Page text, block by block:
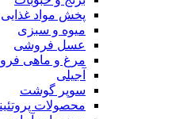
پخش مواد غذایی
میوه و سبزی
عسل فروشی
مرغ و ماهی
آجیلی
سوپر گوشت
محصولات